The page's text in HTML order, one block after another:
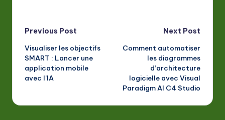
Post
navigation
Previous Post
Visualiser les objectifs
SMART : Lancer une
application mobile
avec l’IA
Next Post
Comment automatiser
les diagrammes
d’architecture
logicielle avec Visual
Paradigm AI C4 Studio